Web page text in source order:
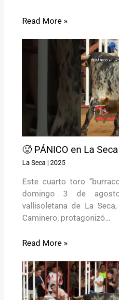
Read More »
🥵 PÁNICO en La
La Seca |2025
Este cuarto toro
domingo 3 de
vallisoletana de La
Caminero, protagonizó…
Read More »